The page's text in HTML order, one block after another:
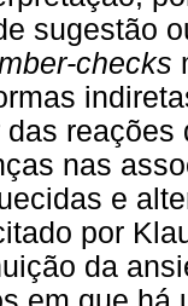
sugestão
checks
nas
e
por
da